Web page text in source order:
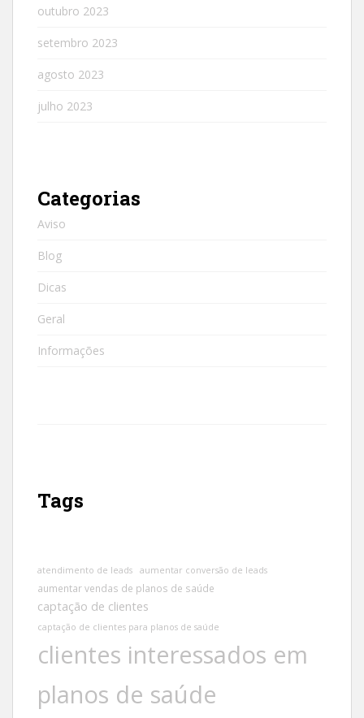
outubro 2023
setembro 2023
agosto 2023
julho 2023
Categorias
Aviso
Blog
Dicas
Geral
Informações
Tags
atendimento de leads aumentar conversão de leads
aumentar vendas de planos de saúde
captação de clientes
captação de clientes para planos de saúde
clientes interessados em
planos de saúde